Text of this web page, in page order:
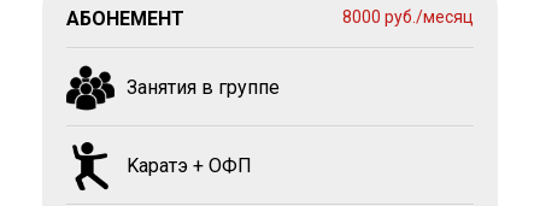
АБОНЕМЕНТ 8000 руб./месяц
Занятия в группе
Kаратэ + ОФП